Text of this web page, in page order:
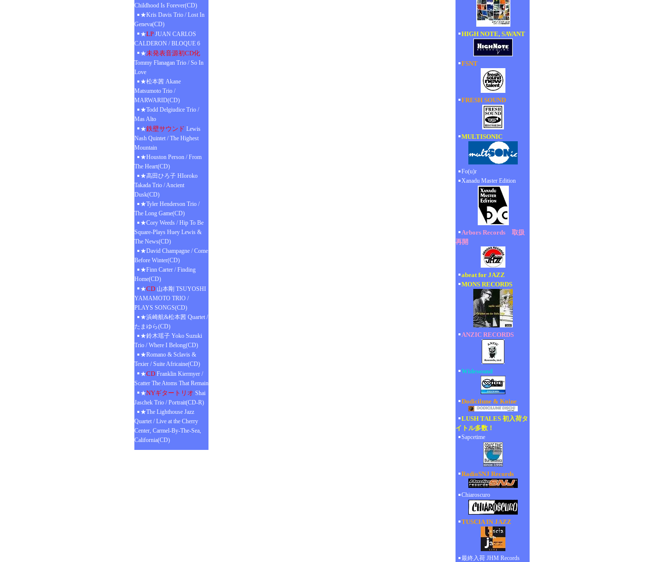
Childhood Is Forever(CD)
★Kris Davis Trio / Lost In
Geneva(CD)
★LP JUAN CARLOS
CALDERON / BLOQUE 6
★未発表音源初CD化
Tommy Flanagan Trio / So In
Love
★松本茜 Akane
Matsumoto Trio /
MARWARID(CD)
★Todd Delgiudice Trio /
Mas Alto
★鉄壁サウンド Lewis
Nash Quintet / The Highest
Mountain
★Houston Person / From
The Heart(CD)
★高田ひろ子 HIoroko
Takada Trio / Ancient
Dusk(CD)
★Tyler Henderson Trio /
The Long Game(CD)
★Cory Weeds / Hip To Be
Square-Plays Huey Lewis &
The News(CD)
★David Champagne / Come
Before Winter(CD)
★Finn Carter / Finding
Home(CD)
★CD 山本剛 TSUYOSHI
YAMAMOTO TRIO /
PLAYS SONGS(CD)
★浜崎航&松本茜 Quartet /
たまゆら(CD)
★鈴木瑶子 Yoko Suzuki
Trio / Where I Belong(CD)
★Romano & Sclavis &
Texier / Suite Africaine(CD)
★CD Franklin Kiermyer /
Scatter The Atoms That Remain
★NYギタートリオ Shai
Jaschek Trio / Portrait(CD-R)
★The Lighthouse Jazz
Quartet / Live at the Cherry
Center, Carmel-By-The-Sea,
California(CD)
HIGH NOTE, SAVANT
FSNT
FRESH SOUND
MULTISONIC
Fo(u)r
Xanadu Master Edition
Arbors Records 取扱
再開
abeat for JAZZ
MONS RECORDS
ANZIC RECORDS
Widesound
Dodicilune & Koine
LUSH TALES 初入荷タ
イトル多数！
Sapcetime
RadioSNJ Records
Chiaroscuro
TUSCIA IN JAZZ
最終入荷 JHM Records